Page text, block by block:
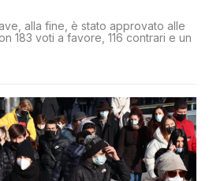
alla fine, è stato approvato alle
183 voti a favore, 116 contrari e un